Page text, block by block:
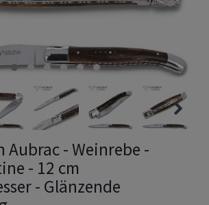
Aubrac - Weinrebe -
- 12 cm
- Glänzende